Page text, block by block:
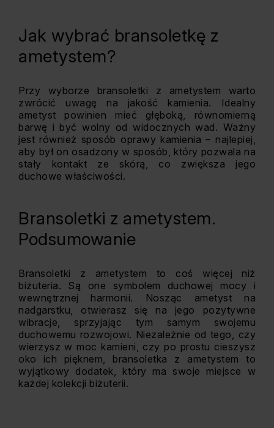
Jak wybrać bransoletkę z
ametystem?
Przy wyborze bransoletki z ametystem warto
zwrócić uwagę na jakość kamienia. Idealny
ametyst powinien mieć głęboką, równomierną
barwę i być wolny od widocznych wad. Ważny
jest również sposób oprawy kamienia – najlepiej,
aby był on osadzony w sposób, który pozwala na
stały kontakt ze skórą, co zwiększa jego
duchowe właściwości.
Bransoletki z ametystem.
Podsumowanie
Bransoletki z ametystem to coś więcej niż
biżuteria. Są one symbolem duchowej mocy i
wewnętrznej harmonii. Nosząc ametyst na
nadgarstku, otwierasz się na jego pozytywne
wibracje, sprzyjając tym samym swojemu
duchowemu rozwojowi. Niezależnie od tego, czy
wierzysz w moc kamieni, czy po prostu cieszysz
oko ich pięknem, bransoletka z ametystem to
wyjątkowy dodatek, który ma swoje miejsce w
każdej kolekcji biżuterii.